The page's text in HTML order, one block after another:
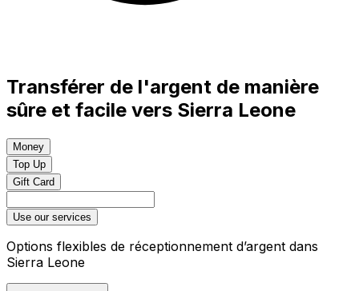
Transférer de l'argent de manière
sûre et facile vers Sierra Leone
Money
Top Up
Gift Card
Use our services
Options flexibles de réceptionnement d’argent dans
Sierra Leone